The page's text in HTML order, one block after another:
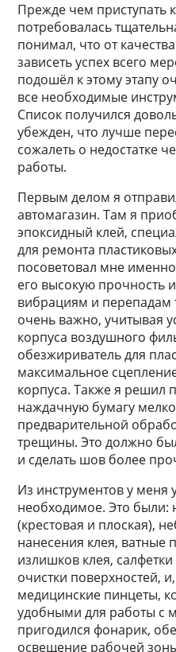
Прежде чем приступать
потребовалась
понимал, что от
зависеть успех всего
подошёл к этому этапу
все необходимые
Список получился
убежден, что лучше
сожалеть о недостатке
работы.
Первым делом я
автомагазин. Там я
эпоксидный клей,
для ремонта
посоветовал мне
его высокую прочность
вибрациям и перепадам
очень важно, учитывая
корпуса воздушного
обезжириватель для
максимальное
корпуса. Также я решил
наждачную бумагу
предварительной
трещины. Это должно
и сделать шов более
Из инструментов у меня
необходимое. Это были:
(крестовая и плоская),
нанесения клея, ватные
излишков клея,
очистки поверхностей,
медицинские пинцеты,
удобными для работы с
пригодился фонарик,
освещение рабочей